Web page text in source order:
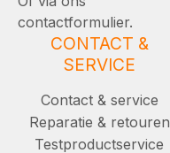
contactformulier.
CONTACT &
SERVICE
Contact & service
Reparatie & retouren
Testproductservice